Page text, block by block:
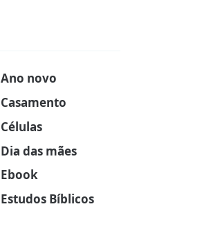
Ano novo
Casamento
Células
Dia das mães
Ebook
Estudos Bíblicos